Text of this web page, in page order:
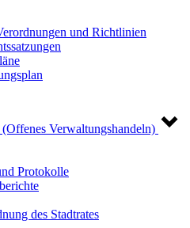
und Richtlinien
Verwaltungshandeln)
Protokolle
des Stadtrates